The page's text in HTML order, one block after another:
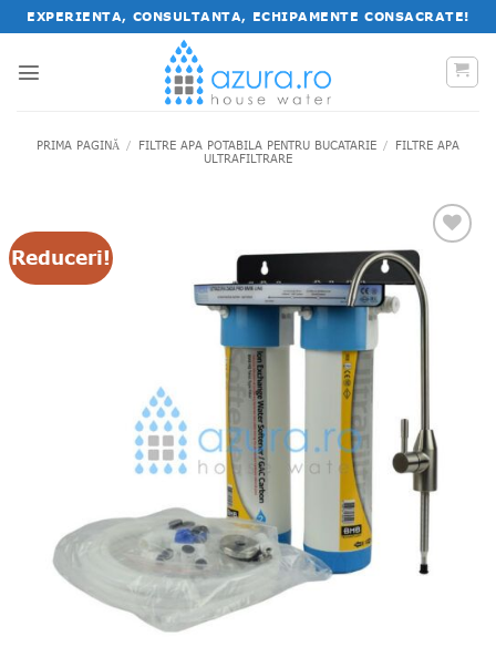
Salt
la
conținut
EXPERIENTA, CONSULTANTA, ECHIPAMENTE CONSACRATE!
PRIMA PAGINĂ / FILTRE APA POTABILA PENTRU BUCATARIE / FILTRE APA
ULTRAFILTRARE
Reduceri!